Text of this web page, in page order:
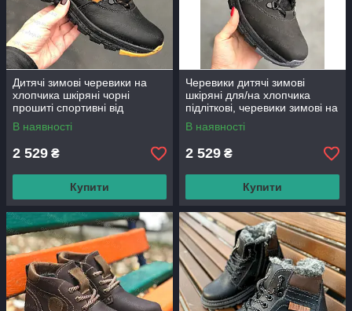
Дитячі зимові черевики на
хлопчика шкіряні чорні
прошиті спортивні від
виробника 34-39р
(код:ВЛ-33-ч/ж)
В наявності
2 529 ₴
Купити
Черевики дитячі зимові
шкіряні для/на хлопчика
підліткові, черевики зимові на
хлопчика (код:ВЛ-33-сірий)
В наявності
2 529 ₴
Купити